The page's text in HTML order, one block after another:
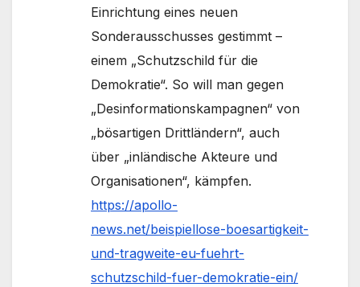
Einrichtung eines neuen
Sonderausschusses gestimmt –
einem „Schutzschild für die
Demokratie“. So will man gegen
„Desinformationskampagnen“ von
„bösartigen Drittländern“, auch
über „inländische Akteure und
Organisationen“, kämpfen.
https://apollo-
news.net/beispiellose-boesartigkeit-
und-tragweite-eu-fuehrt-
schutzschild-fuer-demokratie-ein/